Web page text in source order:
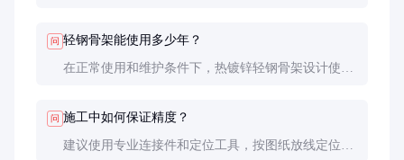
问 轻钢骨架能使用多少年？
在正常使用和维护条件下，热镀锌轻钢骨架设计使用
问 施工中如何保证精度？
建议使用专业连接件和定位工具，按图纸放线定位，